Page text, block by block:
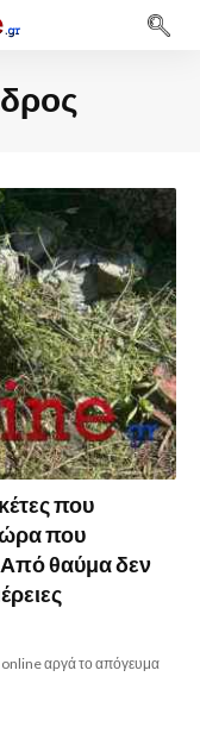
που
ώρα που
θαύμα δεν
online αργά το απόγευμα